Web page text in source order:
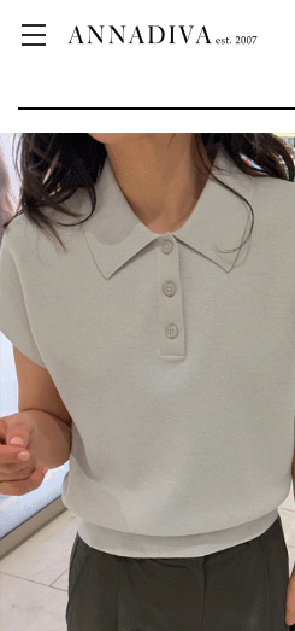
ANNA JEWELRY